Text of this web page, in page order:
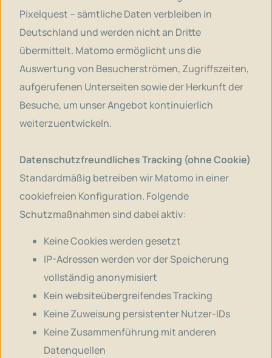
Pixelquest – sämtliche Daten verbleiben in
Deutschland und werden nicht an Dritte
übermittelt. Matomo ermöglicht uns die
Auswertung von Besucherströmen, Zugriffszeiten,
aufgerufenen Unterseiten sowie der Herkunft der
Besuche, um unser Angebot kontinuierlich
weiterzuentwickeln.
Datenschutzfreundliches Tracking (ohne Cookie)
Standardmäßig betreiben wir Matomo in einer
cookiefreien Konfiguration. Folgende
Schutzmaßnahmen sind dabei aktiv:
Keine Cookies werden gesetzt
IP-Adressen werden vor der Speicherung
vollständig anonymisiert
Kein websiteübergreifendes Tracking
Keine Zuweisung persistenter Nutzer-IDs
Keine Zusammenführung mit anderen
Datenquellen